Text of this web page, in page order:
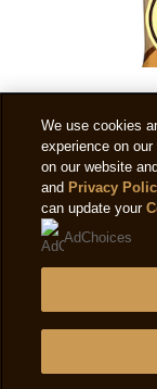
85 ml
We use cookies
experience on
on our website
and Privacy
can update your
AdChoices